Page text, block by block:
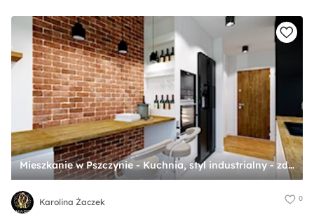
Mieszkanie w Pszczynie - Kuchnia, styl industrialny - zdjęcie od Karolina Żaczek
Karolina Żaczek 0